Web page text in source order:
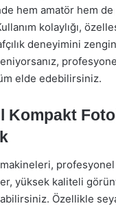
hem amatör hem
kolaylığı,
deneyimini
elde edebilirsiniz.
Kompakt
yüksek kaliteli
Özellikle